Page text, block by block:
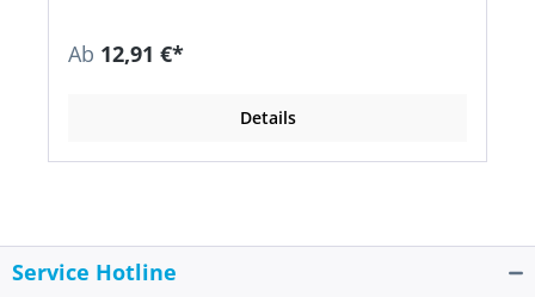
Messe, mobilen Ausschankanlagen, Camps,
Volksfesten, Verwendungen im gewerblichen und
(Anlage E) und DIN EN 16421:2015-05 • Erfüllt die
strengen Anforderungen des UBA für Produkte
Ab 12,91 €*
Details
Service Hotline